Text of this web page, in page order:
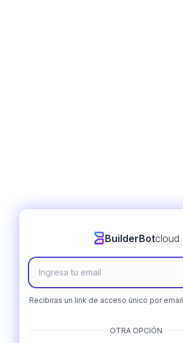
BuilderBotcloud
Recibiras un link de acceso único por email
OTRA OPCIÓN